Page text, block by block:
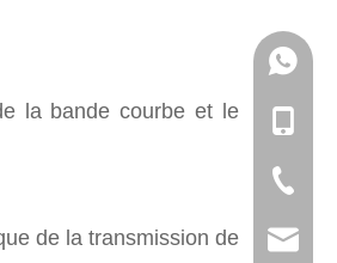
la bande courbe et le
de la transmission de
+86-